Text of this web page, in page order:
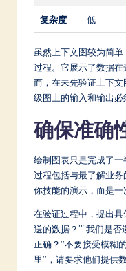
复杂度 低
虽然上下文图较为简
过程。它展示了数据
而，在未先验证上下
级图上的输入和输出必
确保准确
绘制图表只是完成了
过程包括与最了解业
你技能的演示，而是一
在验证过程中，提出
送的数据？”“我们是
正确？”不要接受模糊
里”，请要求他们提供